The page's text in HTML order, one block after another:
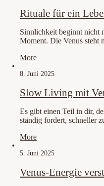
Rituale für ein
Sinnlichkeit beginnt nicht
Moment. Die Venus steht
More
8. Juni 2025
Slow Living mit
Es gibt einen Teil in dir,
ständig fordert, schneller
More
5. Juni 2025
Venus-Energie